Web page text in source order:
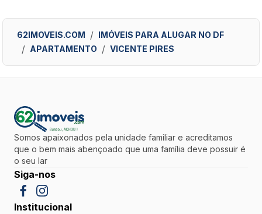
62IMOVEIS.COM
IMÓVEIS PARA ALUGAR NO DF
APARTAMENTO
VICENTE PIRES
Somos apaixonados pela unidade familiar e acreditamos
que o bem mais abençoado que uma família deve possuir é
o seu lar
Siga-nos
Institucional